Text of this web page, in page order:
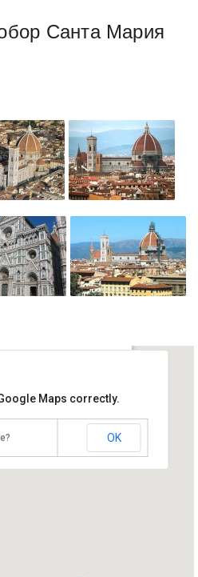
Санта Мария
дель Фьоре
Maps correctly.
OK